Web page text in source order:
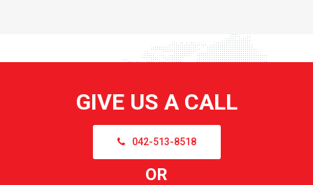
GIVE US A CALL
042-513-8518
OR